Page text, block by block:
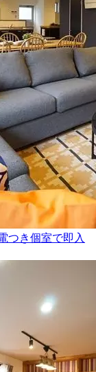
つき個室で即入